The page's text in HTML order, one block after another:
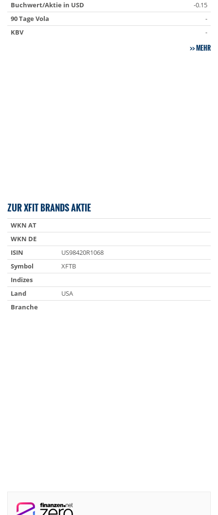
Buchwert/Aktie in USD
-0.15
90 Tage Vola
-
KBV
-
MEHR
ZUR XFIT BRANDS AKTIE
WKN AT
WKN DE
ISIN
US98420R1068
Symbol
XFTB
Indizes
Land
USA
Branche